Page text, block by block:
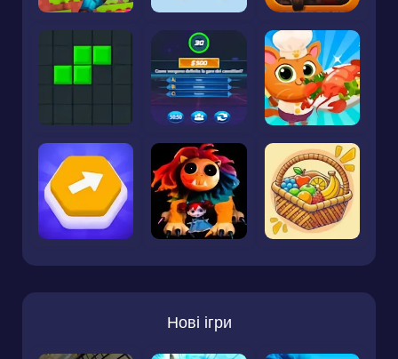
Нові ігри